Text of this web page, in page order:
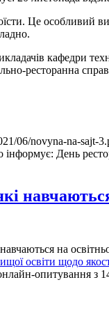
Це особливий
кафедри
ресторанна
06/novyna-na-sajt-
інформує: День
на
освіти щодо
опитування з